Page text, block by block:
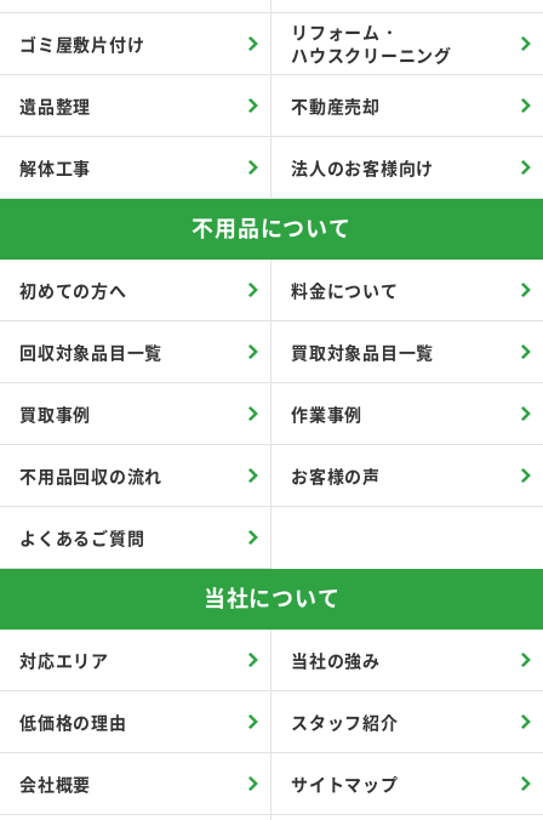
ゴミ屋敷片付け
リフォーム・
ハウスクリーニング
遺品整理 不動産売却
解体工事 法人のお客様向け
不用品について
初めての方へ 料金について
回収対象品目一覧 買取対象品目一覧
買取事例 作業事例
不用品回収の流れ お客様の声
よくあるご質問
当社について
対応エリア 当社の強み
低価格の理由 スタッフ紹介
会社概要 サイトマップ